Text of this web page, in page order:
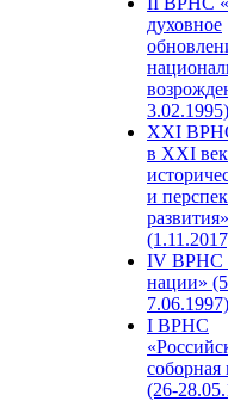
духовное
3.02.1995)
XХI
в XXI
и
развития»
IV ВРНС
нации»
7.06.1997)
I ВРНС
(26-